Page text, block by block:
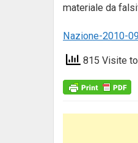
materiale da
Nazione-2010-
815 Visite